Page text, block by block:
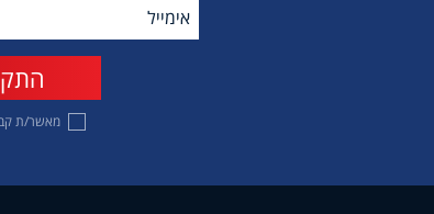
מאשר/ת